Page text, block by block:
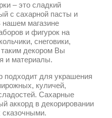
– это сладкий
с сахарной пасты и
нашем магазине
и фигурок на
снеговики,
декором Вы
и материалы.
подходит для украшения
куличей,
Сахарные
аккорд в декорировании